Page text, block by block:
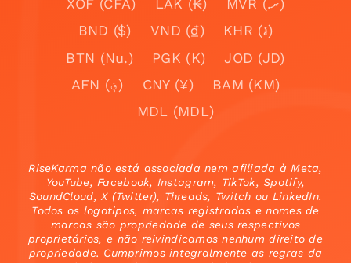
XOF (CFA)
LAK (₭)
MVR (.ރ)
BND ($)
VND (₫)
KHR (៛)
BTN (Nu.)
PGK (K)
JOD (JD)
AFN (؋)
CNY (¥)
BAM (KM)
MDL (MDL)
RiseKarma não está associada nem afiliada à Meta,
YouTube, Facebook, Instagram, TikTok, Spotify,
SoundCloud, X (Twitter), Threads, Twitch ou LinkedIn.
Todos os logotipos, marcas registradas e nomes de
marcas são propriedade de seus respectivos
proprietários, e não reivindicamos nenhum direito de
propriedade. Cumprimos integralmente as regras da